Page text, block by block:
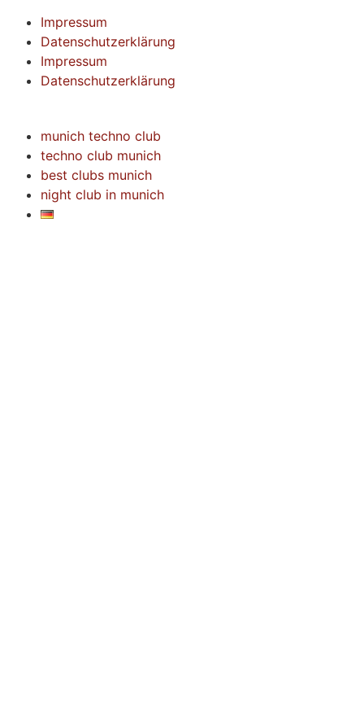
Impressum
Datenschutzerklärung
Impressum
Datenschutzerklärung
munich techno club
techno club munich
best clubs munich
night club in munich